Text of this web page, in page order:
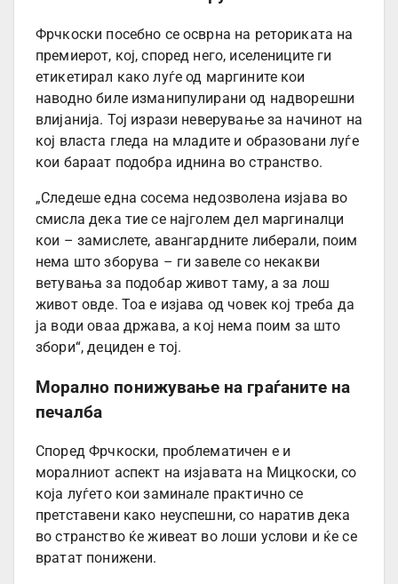
Фрчкоски посебно се осврна на реториката на
премиерот, кој, според него, иселениците ги
етикетирал како луѓе од маргините кои
наводно биле изманипулирани од надворешни
влијанија. Тој изрази неверување за начинот на
кој власта гледа на младите и образовани луѓе
кои бараат подобра иднина во странство.
„Следеше една сосема недозволена изјава во
смисла дека тие се најголем дел маргиналци
кои – замислете, авангардните либерали, поим
нема што зборува – ги завеле со некакви
ветувања за подобар живот таму, а за лош
живот овде. Тоа е изјава од човек кој треба да
ја води оваа држава, а кој нема поим за што
збори“, дециден е тој.
Морално понижување на граѓаните на
печалба
Според Фрчкоски, проблематичен е и
моралниот аспект на изјавата на Мицкоски, со
која луѓето кои заминале практично се
претставени како неуспешни, со наратив дека
во странство ќе живеат во лоши услови и ќе се
вратат понижени.